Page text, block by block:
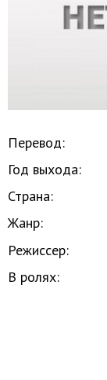
Перевод:
Год выхода:
Страна:
Жанр:
Режиссер:
В ролях: